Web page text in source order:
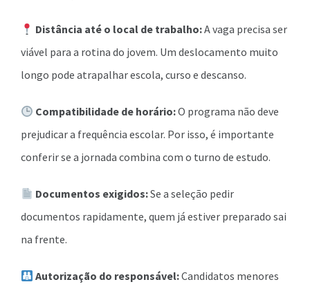
Distância até o local de trabalho:A vaga precisa ser
viável para a rotina do jovem. Um deslocamento muito
longo pode atrapalhar escola, curso e descanso.
Compatibilidade de horário:O programa não deve
prejudicar a frequência escolar. Por isso, é importante
conferir se a jornada combina com o turno de estudo.
Documentos exigidos:Se a seleção pedir
documentos rapidamente, quem já estiver preparado sai
na frente.
Autorização do responsável:Candidatos menores